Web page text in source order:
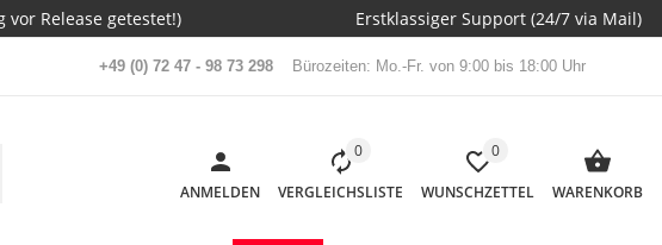
Release getestet!) Erstklassiger Support (24/7 via Mail)
+49 (0) 72 47 - 98 73 298 Bürozeiten: Mo.-Fr. von 9:00 bis 18:00 Uhr
ANMELDEN
0
VERGLEICHSLISTE
0
WUNSCHZETTEL WARENKORB